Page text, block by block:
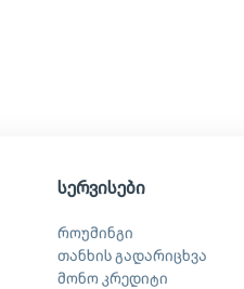
სერვისები
როუმინგი
თანხის გადარიცხვა
მონო კრედიტი